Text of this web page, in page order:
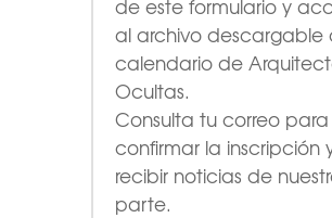
de este formulario y
al archivo descargable
calendario de
Ocultas.
Consulta tu correo para
confirmar la inscripción
recibir noticias de
parte.